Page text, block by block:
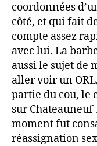
coordonnées
côté, et qui fait
compte assez
avec lui. La
aussi le sujet de
aller voir un
partie du cou, le
sur
moment fut
réassignation